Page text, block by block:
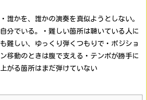
・誰かを、誰かの演奏を真似ようとしない。
自分でいる。
・難しい箇所は聴いている人に
も難しい、ゆっくり弾くつもりで ・ポジショ
ン移動のときは腹で支える ・テンポが勝手に
上がる箇所はまだ弾けていない